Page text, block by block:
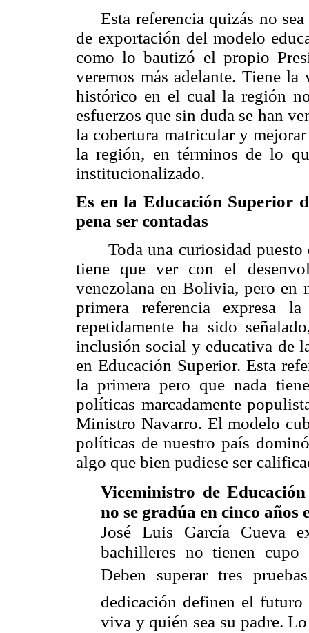
Esta referencia quizás no
de exportación del modelo
como lo bautizó el propio
veremos más adelante. Tiene
histórico en el cual la región
esfuerzos que sin duda se han
la cobertura matricular y
la región, en términos de lo
institucionalizado.
Es en la Educación Superior
pena ser contadas
Toda una curiosidad
tiene que ver con el
venezolana en Bolivia, pero en
primera referencia expresa
repetidamente ha sido
inclusión social y educativa de
en Educación Superior. Esta
la primera pero que nada
políticas marcadamente
Ministro Navarro. El modelo
políticas de nuestro país
algo que bien pudiese ser
Viceministro de
no se gradúa en cinco años
José Luis García Cueva
bachilleres no tienen cupo
Deben superar tres
dedicación definen el
viva y quién sea su padre.